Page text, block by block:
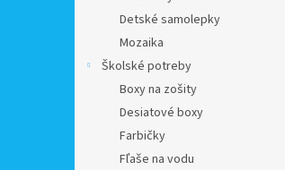
Detské samolepky
Mozaika
Školské potreby
Boxy na zošity
Desiatové boxy
Farbičky
Fľaše na vodu